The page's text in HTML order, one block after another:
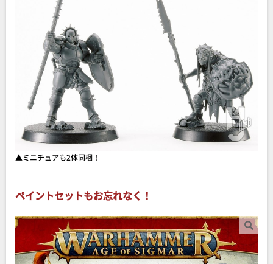
▲ミニチュアも2体同梱！
ペイントセットもお忘れなく！